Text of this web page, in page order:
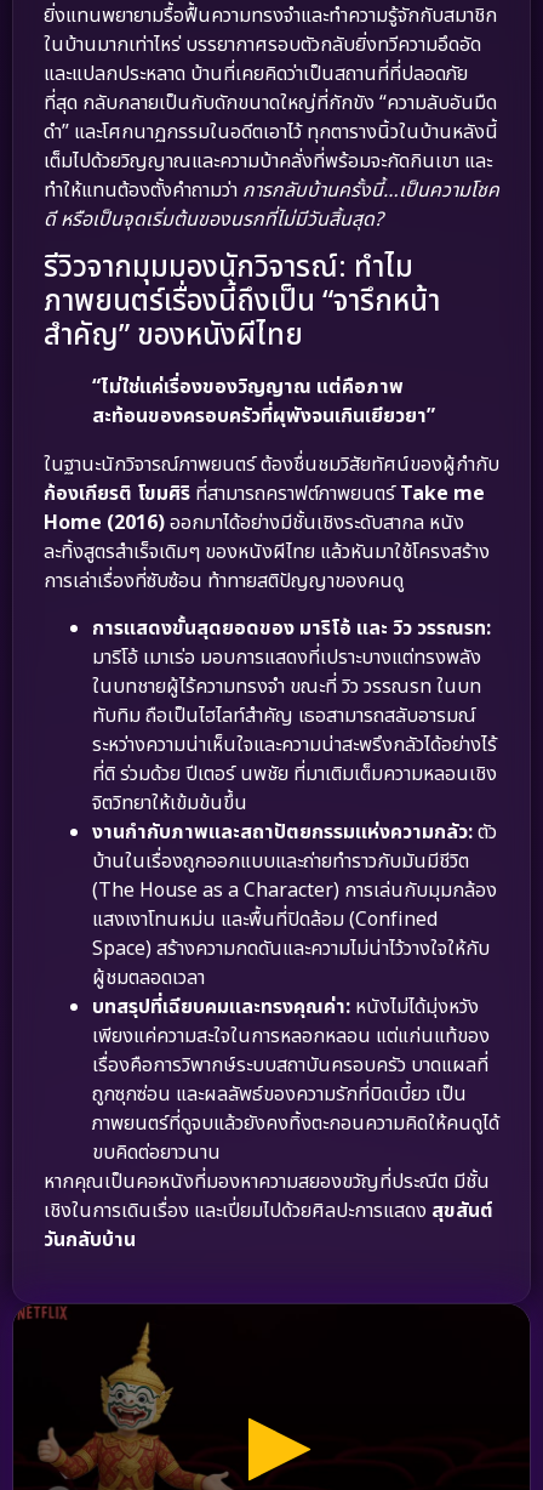
ยิ่งแทนพยายามรื้อฟื้นความทรงจำและทำความรู้จักกับสมาชิก
ในบ้านมากเท่าไหร่ บรรยากาศรอบตัวกลับยิ่งทวีความอึดอัด
และแปลกประหลาด บ้านที่เคยคิดว่าเป็นสถานที่ที่ปลอดภัย
ที่สุด กลับกลายเป็นกับดักขนาดใหญ่ที่กักขัง “ความลับอันมืด
ดำ” และโศกนาฏกรรมในอดีตเอาไว้ ทุกตารางนิ้วในบ้านหลังนี้
เต็มไปด้วยวิญญาณและความบ้าคลั่งที่พร้อมจะกัดกินเขา และ
ทำให้แทนต้องตั้งคำถามว่า การกลับบ้านครั้งนี้…เป็นความโชค
ดี หรือเป็นจุดเริ่มต้นของนรกที่ไม่มีวันสิ้นสุด?
รีวิวจากมุมมองนักวิจารณ์: ทำไม
ภาพยนตร์เรื่องนี้ถึงเป็น “จารึกหน้า
สำคัญ” ของหนังผีไทย
“ไม่ใช่แค่เรื่องของวิญญาณ แต่คือภาพ
สะท้อนของครอบครัวที่ผุพังจนเกินเยียวยา”
ในฐานะนักวิจารณ์ภาพยนตร์ ต้องชื่นชมวิสัยทัศน์ของผู้กำกับ
ก้องเกียรติ โขมศิริ ที่สามารถคราฟต์ภาพยนตร์Take me
Home (2016)ออกมาได้อย่างมีชั้นเชิงระดับสากล หนัง
ละทิ้งสูตรสำเร็จเดิมๆ ของหนังผีไทย แล้วหันมาใช้โครงสร้าง
การเล่าเรื่องที่ซับซ้อน ท้าทายสติปัญญาของคนดู
การแสดงขั้นสุดยอดของ มาริโอ้ และ วิว วรรณรท:
มาริโอ้ เมาเร่อ มอบการแสดงที่เปราะบางแต่ทรงพลัง
ในบทชายผู้ไร้ความทรงจำ ขณะที่ วิว วรรณรท ในบท
ทับทิม ถือเป็นไฮไลท์สำคัญ เธอสามารถสลับอารมณ์
ระหว่างความน่าเห็นใจและความน่าสะพรึงกลัวได้อย่างไร้
ที่ติ ร่วมด้วย ปีเตอร์ นพชัย ที่มาเติมเต็มความหลอนเชิง
จิตวิทยาให้เข้มข้นขึ้น
งานกำกับภาพและสถาปัตยกรรมแห่งความกลัว:ตัว
บ้านในเรื่องถูกออกแบบและถ่ายทำราวกับมันมีชีวิต
(The House as a Character) การเล่นกับมุมกล้อง
แสงเงาโทนหม่น และพื้นที่ปิดล้อม (Confined
Space) สร้างความกดดันและความไม่น่าไว้วางใจให้กับ
ผู้ชมตลอดเวลา
บทสรุปที่เฉียบคมและทรงคุณค่า: หนังไม่ได้มุ่งหวัง
เพียงแค่ความสะใจในการหลอกหลอน แต่แก่นแท้ของ
เรื่องคือการวิพากษ์ระบบสถาบันครอบครัว บาดแผลที่
ถูกซุกซ่อน และผลลัพธ์ของความรักที่บิดเบี้ยว เป็น
ภาพยนตร์ที่ดูจบแล้วยังคงทิ้งตะกอนความคิดให้คนดูได้
ขบคิดต่อยาวนาน
หากคุณเป็นคอหนังที่มองหาความสยองขวัญที่ประณีต มีชั้น
เชิงในการเดินเรื่อง และเปี่ยมไปด้วยศิลปะการแสดง สุขสันต์
วันกลับบ้าน